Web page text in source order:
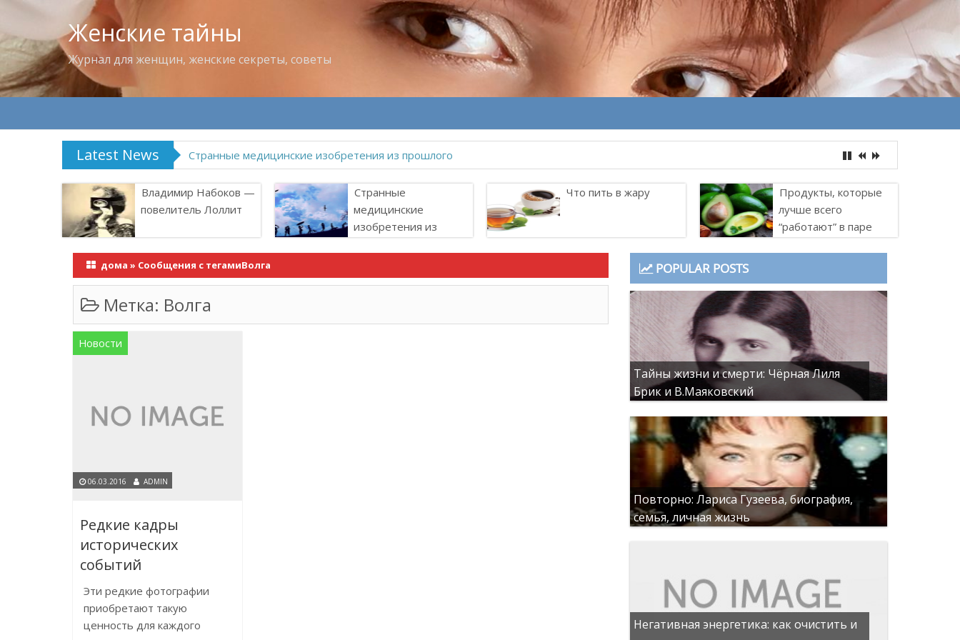
Женские тайны
Журнал для женщин, женские секреты, советы
Latest News Что пить в жару
Владимир Набоков —
повелитель Лоллит
Странные
медицинские
изобретения из
Что пить в жару
Продукты, которые
лучше всего
“работают” в паре
дома » Сообщения с тегамиВолга
Метка: Волга
Новости
06.03.2016 ADMIN
Редкие кадры
исторических
событий
Эти редкие фотографии
приобретают такую
ценность для каждого
POPULAR POSTS
Тайны жизни и смерти: Чёрная Лиля
Брик и В.Маяковский
Повторно: Лариса Гузеева, биография,
семья, личная жизнь
Негативная энергетика: как очистить и